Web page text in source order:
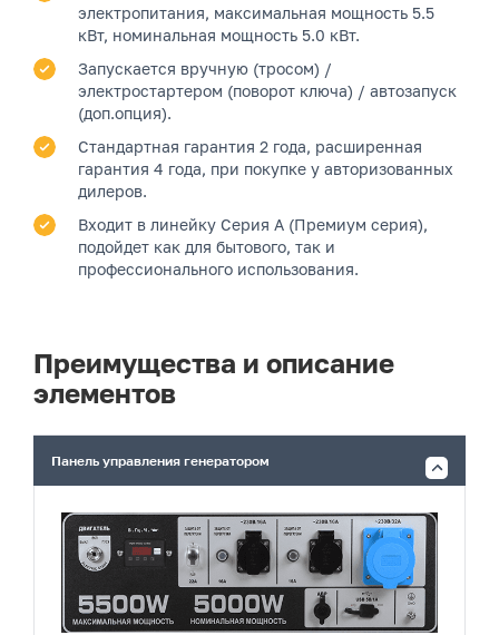
электропитания, максимальная мощность 5.5
кВт, номинальная мощность 5.0 кВт.
Запускается вручную (тросом) /
электростартером (поворот ключа) / автозапуск
(доп.опция).
Стандартная гарантия 2 года, расширенная
гарантия 4 года, при покупке у авторизованных
дилеров.
Входит в линейку Серия A (Премиум серия),
подойдет как для бытового, так и
профессионального использования.
Преимущества и описание
элементов
Панель управления генератором